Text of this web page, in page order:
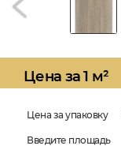
Цена за 1 м²
Цена за упаковку
Введите площадь